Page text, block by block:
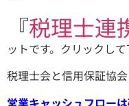
『税理士連
ットです。クリックして
税理士会と信用保証協
営業キャッシュフロー